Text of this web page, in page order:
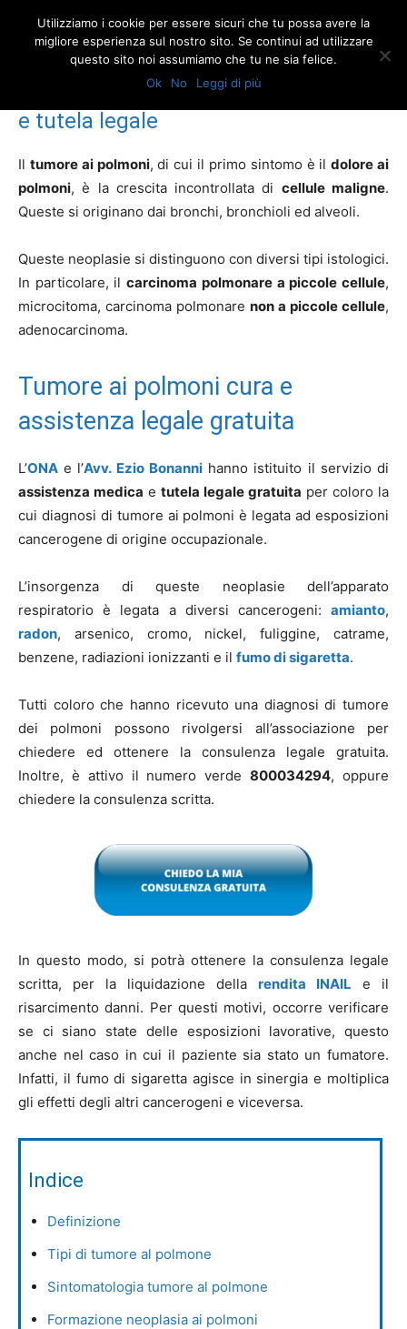
Tumore ai polmoni: prevenzione, cura e tutela legale
Tumore ai polmoni: prevenzione, cura
e tutela legale
Il tumore ai polmoni, di cui il primo sintomo è ildolore ai
polmoni, è la crescita incontrollata di cellule maligne.
Queste si originano dai bronchi, bronchioli ed alveoli.
Queste neoplasie si distinguono con diversi tipi istologici.
In particolare, ilcarcinoma polmonare a piccole cellule,
microcitoma, carcinoma polmonare non a piccole cellule,
adenocarcinoma.
Tumore ai polmoni cura e
assistenza legale gratuita
L’ONA e l’Avv. Ezio Bonannihanno istituito il servizio di
assistenza medica e tutela legale gratuita per coloro la
cui diagnosi di tumore ai polmoni è legata ad esposizioni
cancerogene di origine occupazionale.
L’insorgenza di queste neoplasie dell’apparato
respiratorio è legata a diversi cancerogeni: amianto,
radon, arsenico, cromo, nickel, fuliggine, catrame,
benzene, radiazioni ionizzanti e il fumo di sigaretta.
Tutti coloro che hanno ricevuto una diagnosi di tumore
dei polmoni possono rivolgersi all’associazione per
chiedere ed ottenere la consulenza legale gratuita.
Inoltre, è attivo il numero verde800034294, oppure
chiedere la consulenza scritta.
In questo modo, si potrà ottenere la consulenza legale
scritta, per la liquidazione della rendita INAIL e il
risarcimento danni. Per questi motivi, occorre verificare
se ci siano state delle esposizioni lavorative, questo
anche nel caso in cui il paziente sia stato un fumatore.
Infatti, il fumo di sigaretta agisce in sinergia e moltiplica
gli effetti degli altri cancerogeni e viceversa.
Indice
Definizione
Tipi di tumore al polmone
Sintomatologia tumore al polmone
Formazione neoplasia ai polmoni
Utilizziamo i cookie per essere sicuri che tu possa avere la
migliore esperienza sul nostro sito. Se continui ad utilizzare
questo sito noi assumiamo che tu ne sia felice.
Ok
No Leggi di più